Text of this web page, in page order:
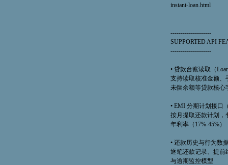
instant-loan.html
--------------------
SUPPORTED API
--------------------
• 贷款台账读取（
支持读取核准金额、
未偿余额等贷款核心
• EMI 分期计划接口
按月提取还款计划，
年利率（17%-45%
• 还款历史与行为数
逐笔还款记录、提前
与逾期监控模型